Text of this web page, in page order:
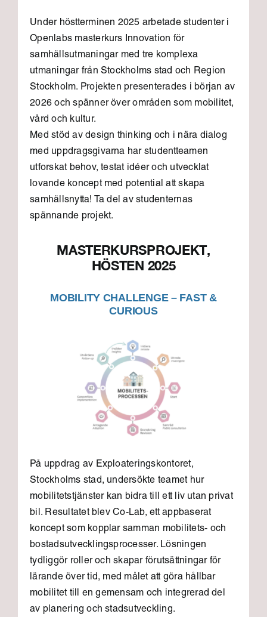
Under höstterminen 2025 arbetade studenter i
Openlabs masterkurs Innovation för
samhällsutmaningar med tre komplexa
utmaningar från Stockholms stad och Region
Stockholm. Projekten presenterades i början av
2026 och spänner över områden som mobilitet,
vård och kultur.
Med stöd av design thinking och i nära dialog
med uppdragsgivarna har studentteamen
utforskat behov, testat idéer och utvecklat
lovande koncept med potential att skapa
samhällsnytta! Ta del av studenternas
spännande projekt.
MASTERKURSPROJEKT,
HÖSTEN 2025
MOBILITY CHALLENGE – FAST &
CURIOUS
På uppdrag av Exploateringskontoret,
Stockholms stad, undersökte teamet hur
mobilitetstjänster kan bidra till ett liv utan privat
bil. Resultatet blev Co-Lab, ett appbaserat
koncept som kopplar samman mobilitets- och
bostadsutvecklingsprocesser. Lösningen
tydliggör roller och skapar förutsättningar för
lärande över tid, med målet att göra hållbar
mobilitet till en gemensam och integrerad del
av planering och stadsutveckling.